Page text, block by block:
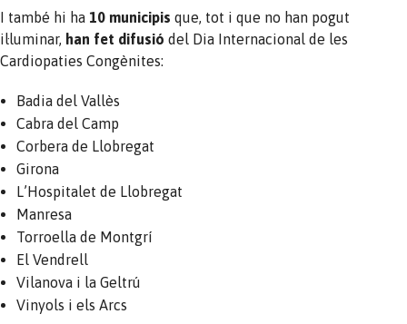
I també hi ha 10 municipis que, tot i que no han pogut
il·luminar, han fet difusió del Dia Internacional de les
Cardiopaties Congènites:
Badia del Vallès
Cabra del Camp
Corbera de Llobregat
Girona
L’Hospitalet de Llobregat
Manresa
Torroella de Montgrí
El Vendrell
Vilanova i la Geltrú
Vinyols i els Arcs